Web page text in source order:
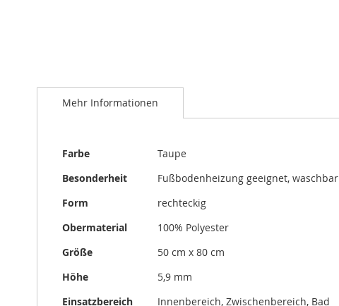
Anfang
Mehr Informationen
Mehr
Farbe
Taupe
Besonderheit
Fußbodenheizung geeignet, waschbar
Form
rechteckig
Obermaterial
100% Polyester
Größe
50 cm x 80 cm
Höhe
5,9 mm
Einsatzbereich
Innenbereich, Zwischenbereich, Bad